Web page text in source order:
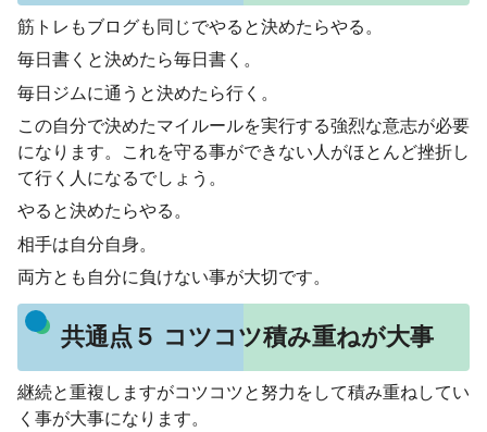
筋トレもブログも同じでやると決めたらやる。
毎日書くと決めたら毎日書く。
毎日ジムに通うと決めたら行く。
この自分で決めたマイルールを実行する強烈な意志が必要
になります。これを守る事ができない人がほとんど挫折し
て行く人になるでしょう。
やると決めたらやる。
相手は自分自身。
両方とも自分に負けない事が大切です。
共通点５ コツコツ積み重ねが大事
継続と重複しますがコツコツと努力をして積み重ねしてい
く事が大事になります。